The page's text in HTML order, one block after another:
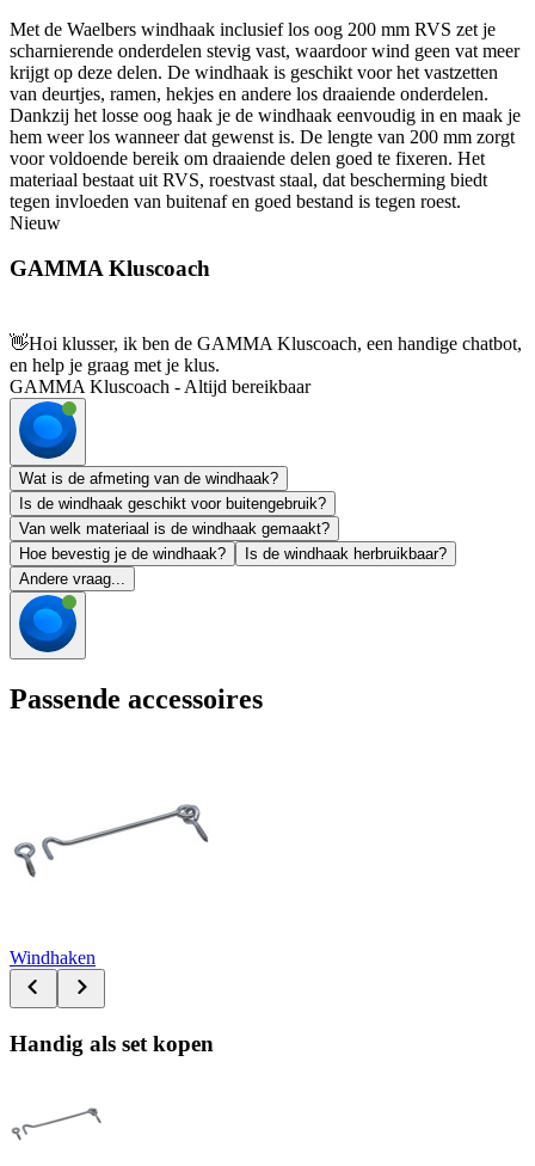
Met de Waelbers windhaak inclusief los oog 200 mm RVS zet je
scharnierende onderdelen stevig vast, waardoor wind geen vat meer
krijgt op deze delen. De windhaak is geschikt voor het vastzetten
van deurtjes, ramen, hekjes en andere los draaiende onderdelen.
Dankzij het losse oog haak je de windhaak eenvoudig in en maak je
hem weer los wanneer dat gewenst is. De lengte van 200 mm zorgt
voor voldoende bereik om draaiende delen goed te fixeren. Het
materiaal bestaat uit RVS, roestvast staal, dat bescherming biedt
tegen invloeden van buitenaf en goed bestand is tegen roest.
Nieuw
GAMMA Kluscoach
👋Hoi klusser, ik ben de GAMMA Kluscoach, een handige chatbot,
en help je graag met je klus.
GAMMA Kluscoach - Altijd bereikbaar
Wat is de afmeting van de windhaak?
Is de windhaak geschikt voor buitengebruik?
Van welk materiaal is de windhaak gemaakt?
Hoe bevestig je de windhaak?
Is de windhaak herbruikbaar?
Andere vraag...
Passende accessoires
Windhaken
Handig als set kopen